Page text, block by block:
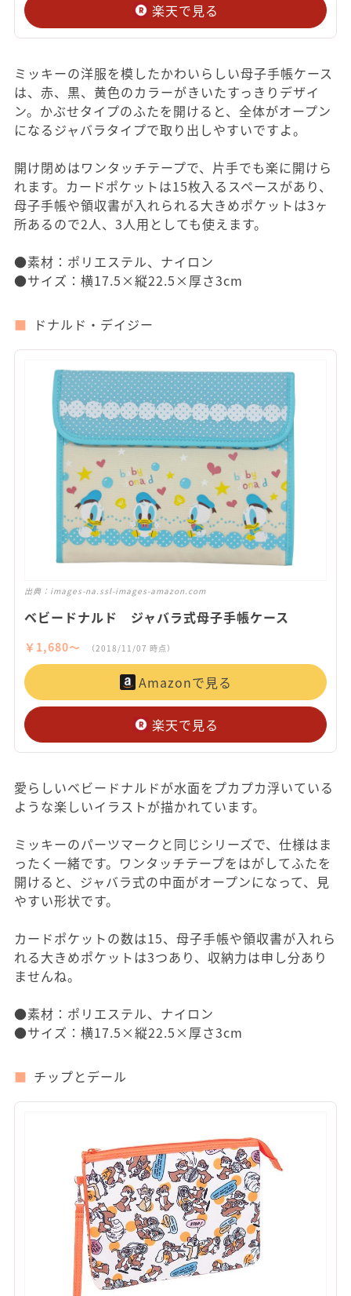
楽天で見る
ミッキーの洋服を模したかわいらしい母子手帳ケース
は、赤、黒、黄色のカラーがきいたすっきりデザイ
ン。かぶせタイプのふたを開けると、全体がオープン
になるジャバラタイプで取り出しやすいですよ。
開け閉めはワンタッチテープで、片手でも楽に開けら
れます。カードポケットは15枚入るスペースがあり、
母子手帳や領収書が入れられる大きめポケットは3ヶ
所あるので2人、3人用としても使えます。
●素材：ポリエステル、ナイロン
●サイズ：横17.5×縦22.5×厚さ3cm
ドナルド・デイジー
出典： images-na.ssl-images-amazon.com
ベビードナルド ジャバラ式母子手帳ケース
￥1,680〜 （2018/11/07 時点）
Amazonで見る
楽天で見る
愛らしいベビードナルドが水面をプカプカ浮いている
ような楽しいイラストが描かれています。
ミッキーのパーツマークと同じシリーズで、仕様はま
ったく一緒です。ワンタッチテープをはがしてふたを
開けると、ジャバラ式の中面がオープンになって、見
やすい形状です。
カードポケットの数は15、母子手帳や領収書が入れら
れる大きめポケットは3つあり、収納力は申し分あり
ませんね。
●素材：ポリエステル、ナイロン
●サイズ：横17.5×縦22.5×厚さ3cm
チップとデール